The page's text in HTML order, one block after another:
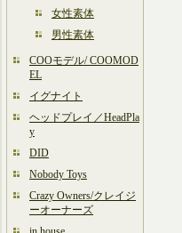
女性素体
男性素体
COOモデル/ COOMOD
EL
イグナイト
ヘッドプレイ／HeadPla
y
DID
Nobody Toys
Crazy Owners/クレイジ
ーオーナーズ